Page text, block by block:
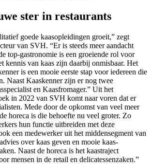
ster in restaurants
goede kaasopleidingen groeit,” zegt
van SVH. “Er is steeds meer aandacht
top-gastronomie is een groeiende rol voor
kennis van kaas zijn daarbij onmisbaar. Het
is een mooie eerste stap voor iedereen die
Naast Kaaskenner zijn er nog twee
en Kaasfromager.” Uit het
in 2022 van SVH komt naar voren dat er
Mede door de opkomst van veel meer
horeca is die behoefte nu veel groter. Zo
hun functie uitbreiden met deze
een medewerker uit het middensegment van
over kaas geven en mooie kaas-
Naast de horeca is het kaastraject
mensen in de retail en delicatessenzaken.”